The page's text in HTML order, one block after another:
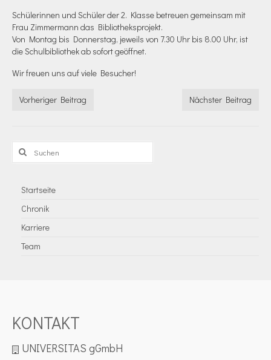
Schülerinnen und Schüler der 2. Klasse betreuen gemeinsam mit
Frau Zimmermann das Bibliotheksprojekt.
Von Montag bis Donnerstag, jeweils von 7.30 Uhr bis 8.00 Uhr, ist
die Schulbibliothek ab sofort geöffnet.
Wir freuen uns auf viele Besucher!
Vorheriger Beitrag Nächster Beitrag
Suchen
nach:
Startseite
Chronik
Karriere
Team
KONTAKT
UNIVERSITAS gGmbH